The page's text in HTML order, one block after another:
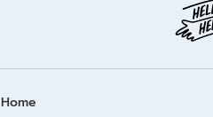
Home